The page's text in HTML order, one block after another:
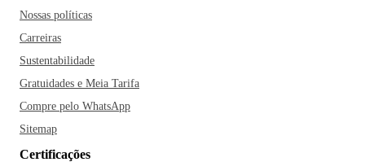
Nossas políticas
Carreiras
Sustentabilidade
Gratuidades e Meia Tarifa
Compre pelo WhatsApp
Sitemap
Certificações